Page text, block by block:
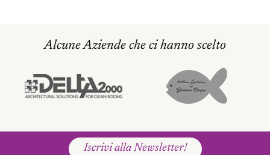
Alcune Aziende che ci hanno scelto
Iscrivi alla Newsletter!